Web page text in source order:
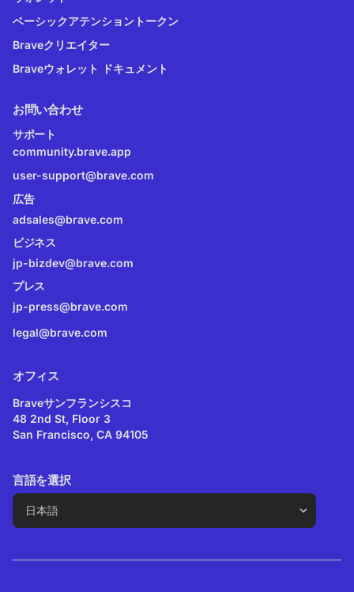
ベーシックアテンショントークン
Braveクリエイター
Braveウォレット ドキュメント
お問い合わせ
サポート
community.brave.app
user-support@brave.com
広告
adsales@brave.com
ビジネス
jp-bizdev@brave.com
プレス
jp-press@brave.com
legal@brave.com
オフィス
Braveサンフランシスコ
48 2nd St, Floor 3
San Francisco, CA 94105
言語を選択